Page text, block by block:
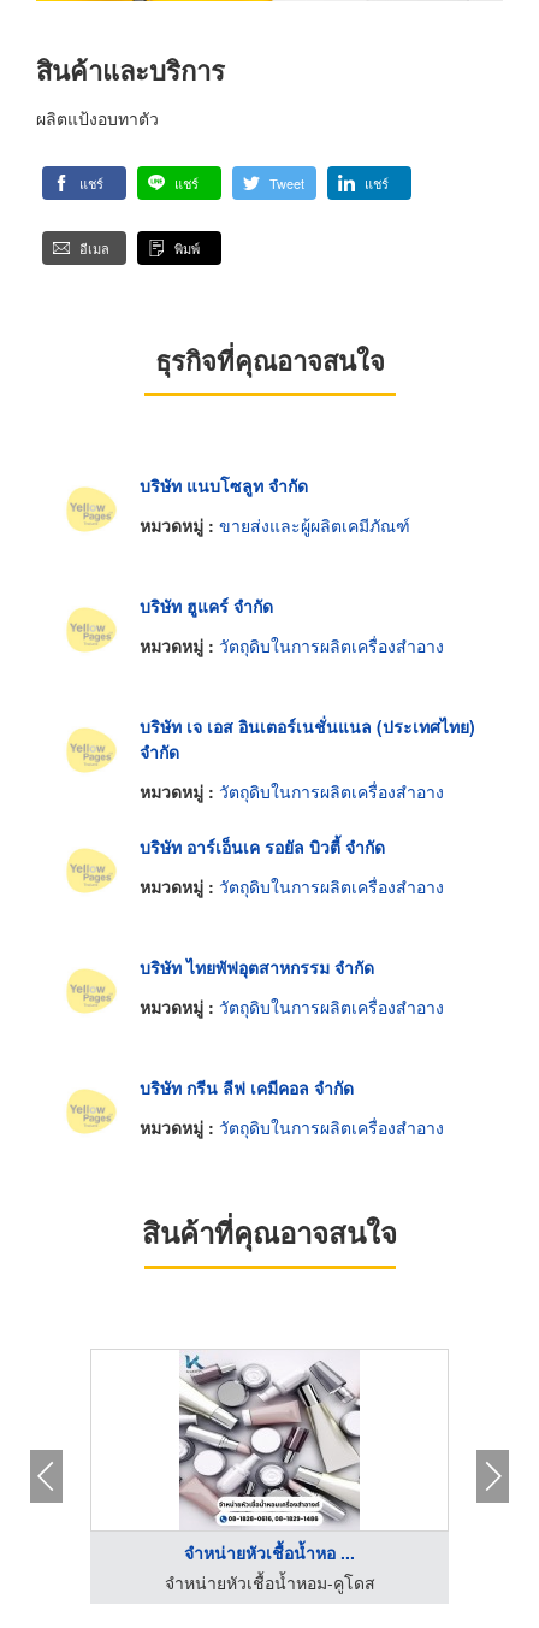
สินค้าและบริการ
ผลิตแป้งอบทาตัว
แชร์ แชร์ Tweet แชร์
อีเมล พิมพ์
ธุรกิจที่คุณอาจสนใจ
บริษัท แนบโซลูท จำกัด
หมวดหมู่ : ขายส่งและผู้ผลิตเคมีภัณฑ์
บริษัท ฮูแคร์ จำกัด
หมวดหมู่ : วัตถุดิบในการผลิตเครื่องสำอาง
บริษัท เจ เอส อินเตอร์เนชั่นแนล (ประเทศไทย)
จำกัด
หมวดหมู่ : วัตถุดิบในการผลิตเครื่องสำอาง
บริษัท อาร์เอ็นเค รอยัล บิวตี้ จำกัด
หมวดหมู่ : วัตถุดิบในการผลิตเครื่องสำอาง
บริษัท ไทยพัฟอุตสาหกรรม จำกัด
หมวดหมู่ : วัตถุดิบในการผลิตเครื่องสำอาง
บริษัท กรีน ลีฟ เคมีคอล จำกัด
หมวดหมู่ : วัตถุดิบในการผลิตเครื่องสำอาง
สินค้าที่คุณอาจสนใจ
จำหน่ายหัวเชื้อน้ำหอ ...
จำหน่ายหัวเชื้อน้ำหอม-คูโดส